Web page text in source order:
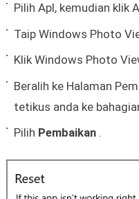
Pilih Apl, kemudian klik
Taip Windows Photo
Klik Windows Photo
Beralih ke Halaman
tetikus anda ke
Pilih Pembaikan .